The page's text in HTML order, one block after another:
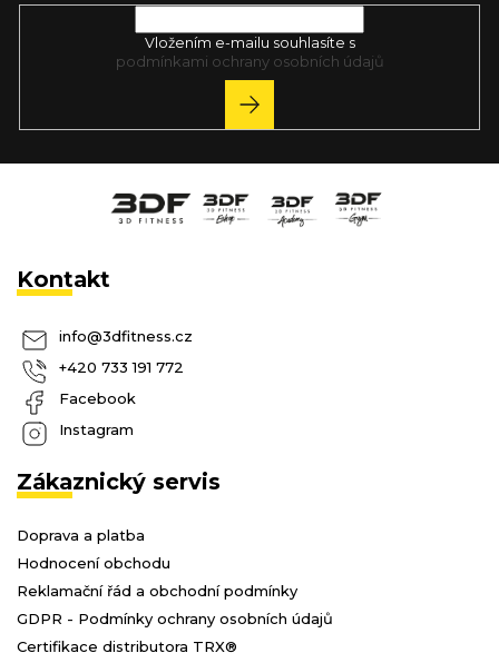
Vložením e-mailu souhlasíte s
podmínkami ochrany osobních údajů
PŘIHLÁSIT
SE
Kontakt
info@3dfitness.cz
+420 733 191 772
Facebook
Instagram
Zákaznický servis
Doprava a platba
Hodnocení obchodu
Reklamační řád a obchodní podmínky
GDPR - Podmínky ochrany osobních údajů
Certifikace distributora TRX®